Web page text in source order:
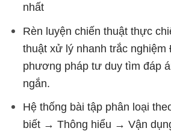
nhất
Rèn luyện chiến thuật thực
thuật xử lý nhanh trắc nghiệm
phương pháp tư duy tìm đáp
ngắn.
Hệ thống bài tập phân loại
biết → Thông hiểu → Vận